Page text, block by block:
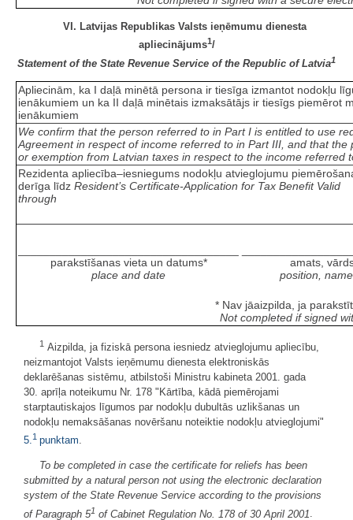
VI. Latvijas Republikas Valsts ieņēmumu dienesta
apliecinājums1/
Statement of the State Revenue Service of the Republic of Latvia1
Apliecinām, ka I daļā minētā persona ir tiesīga izmantot nodokļu
ienākumiem un ka II daļā minētais izmaksātājs ir tiesīgs piemērot
ienākumiem
We confirm that the person referred to in Part I is entitled to use
Agreement in respect of income referred to in Part III, and that
or exemption from Latvian taxes in respect to the income referred
Rezidenta apliecība–iesniegums nodokļu atvieglojumu
derīga līdz Resident’s Certificate-Application for Tax Benefit Valid
through
parakstīšanas vieta un datums*
place and date
amats,
position,
* Nav jāaizpilda, ja
Not completed if signed
1 Aizpilda, ja fiziskā persona iesniedz atvieglojumu apliecību,
neizmantojot Valsts ieņēmumu dienesta elektroniskās
deklarēšanas sistēmu, atbilstoši Ministru kabineta 2001. gada
30. aprīļa noteikumu Nr. 178 "Kārtība, kādā piemērojami
starptautiskajos līgumos par nodokļu dubultās uzlikšanas un
nodokļu nemaksāšanas novēršanu noteiktie nodokļu atvieglojumi"
5.1 punktam.
To be completed in case the certificate for reliefs has been
submitted by a natural person not using the electronic declaration
system of the State Revenue Service according to the provisions
of Paragraph 51 of Cabinet Regulation No. 178 of 30 April 2001.